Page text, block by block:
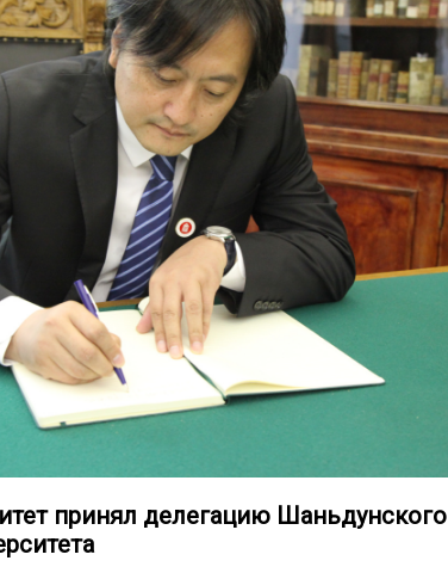
принял делегацию Шаньдунского